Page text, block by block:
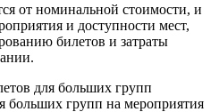
от номинальной стоимости, и
и доступности мест,
билетов и затраты
для больших групп
больших групп на мероприятия